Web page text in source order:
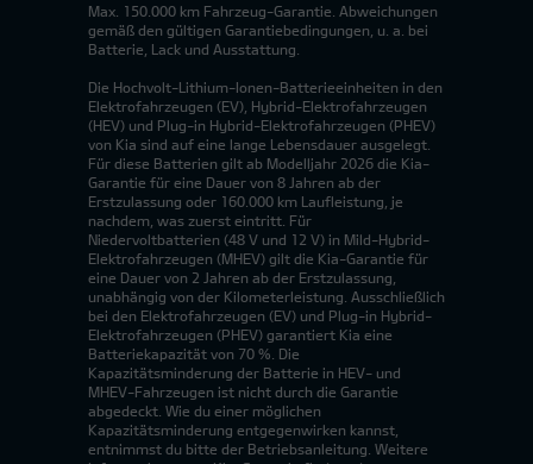
Max. 150.000 km Fahrzeug-Garantie. Abweichungen
gemäß den gültigen Garantiebedingungen, u. a. bei
Batterie, Lack und Ausstattung.
Die Hochvolt-Lithium-Ionen-Batterieeinheiten in den
Elektrofahrzeugen (EV), Hybrid-Elektrofahrzeugen
(HEV) und Plug-in Hybrid-Elektrofahrzeugen (PHEV)
von Kia sind auf eine lange Lebensdauer ausgelegt.
Für diese Batterien gilt ab Modelljahr 2026 die Kia-
Garantie für eine Dauer von 8 Jahren ab der
Erstzulassung oder 160.000 km Laufleistung, je
nachdem, was zuerst eintritt. Für
Niedervoltbatterien (48 V und 12 V) in Mild-Hybrid-
Elektrofahrzeugen (MHEV) gilt die Kia-Garantie für
eine Dauer von 2 Jahren ab der Erstzulassung,
unabhängig von der Kilometerleistung. Ausschließlich
bei den Elektrofahrzeugen (EV) und Plug-in Hybrid-
Elektrofahrzeugen (PHEV) garantiert Kia eine
Batteriekapazität von 70 %. Die
Kapazitätsminderung der Batterie in HEV- und
MHEV-Fahrzeugen ist nicht durch die Garantie
abgedeckt. Wie du einer möglichen
Kapazitätsminderung entgegenwirken kannst,
entnimmst du bitte der Betriebsanleitung. Weitere